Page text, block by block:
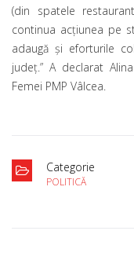
(din spatele
continua acțiunea pe
adaugă și eforturile
județ.” A declarat
Femei PMP Vâlcea.
Categorie
POLITICĂ